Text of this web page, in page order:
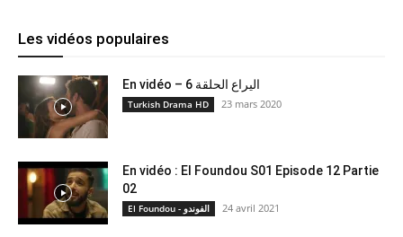
Les vidéos populaires
En vidéo – اليراع الحلقة 6
Turkish Drama HD 23 mars 2020
En vidéo : El Foundou S01 Episode 12 Partie
02
El Foundou - الفوندو 24 avril 2021